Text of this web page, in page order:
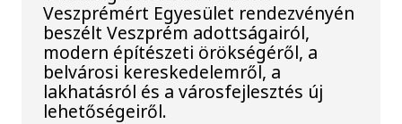
Veszprémért Egyesület rendezvényén
beszélt Veszprém adottságairól,
modern építészeti örökségéről, a
belvárosi kereskedelemről, a
lakhatásról és a városfejlesztés új
lehetőségeiről.